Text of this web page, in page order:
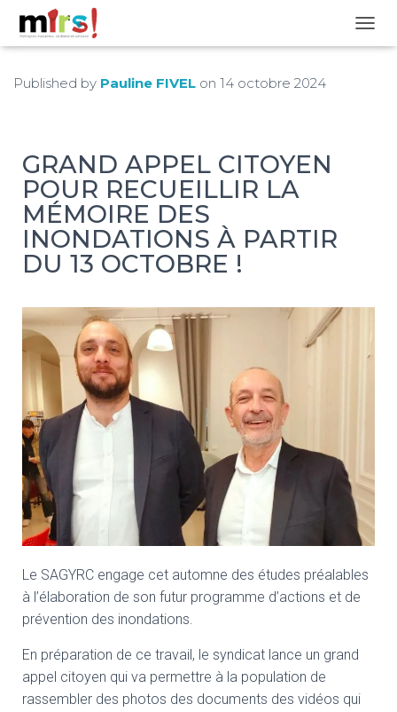
Published by Pauline FIVEL on 14 octobre 2024
GRAND APPEL CITOYEN
POUR RECUEILLIR LA
MÉMOIRE DES
INONDATIONS À PARTIR
DU 13 OCTOBRE !
Le SAGYRC engage cet automne des études préalables
à l’élaboration de son futur programme d’actions et de
prévention des inondations.
En préparation de ce travail, le syndicat lance un grand
appel citoyen qui va permettre à la population de
rassembler des photos des documents des vidéos qui